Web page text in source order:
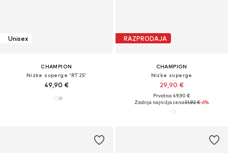
Unisex
CHAMPION
Nizke superge 'RT25'
49,90 €
RAZPRODAJA
CHAMPION
Nizke superge
29,90 €
Prvotno: 49,90 €
Zadnja najnižja cena31,92 €-6%